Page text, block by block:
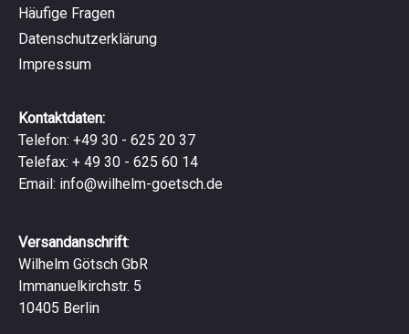
Häufige Fragen
Datenschutzerklärung
Impressum
Kontaktdaten:
Telefon: +49 30 - 625 20 37
Telefax: + 49 30 - 625 60 14
Email: info@wilhelm-goetsch.de
Versandanschrift:
Wilhelm Götsch GbR
Immanuelkirchstr. 5
10405 Berlin